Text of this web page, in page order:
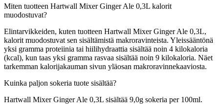
Miten tuotteen Hartwall Mixer Ginger Ale 0,3L kalorit
muodostuvat?
Elintarvikkeiden, kuten tuotteen Hartwall Mixer Ginger Ale 0,3L,
kalorit muodostuvat sen sisältämistä makroravinteista. Yleissääntönä
yksi gramma proteiinia tai hiilihydraattia sisältää noin 4 kilokaloria
(kcal), kun taas yksi gramma rasvaa sisältää noin 9 kilokaloria. Näet
tarkemman kalorijakauman sivun yläosan makroravinnekaaviosta.
Kuinka paljon sokeria tuote sisältää?
Hartwall Mixer Ginger Ale 0,3L sisältää 9,0g sokeria per 100ml.